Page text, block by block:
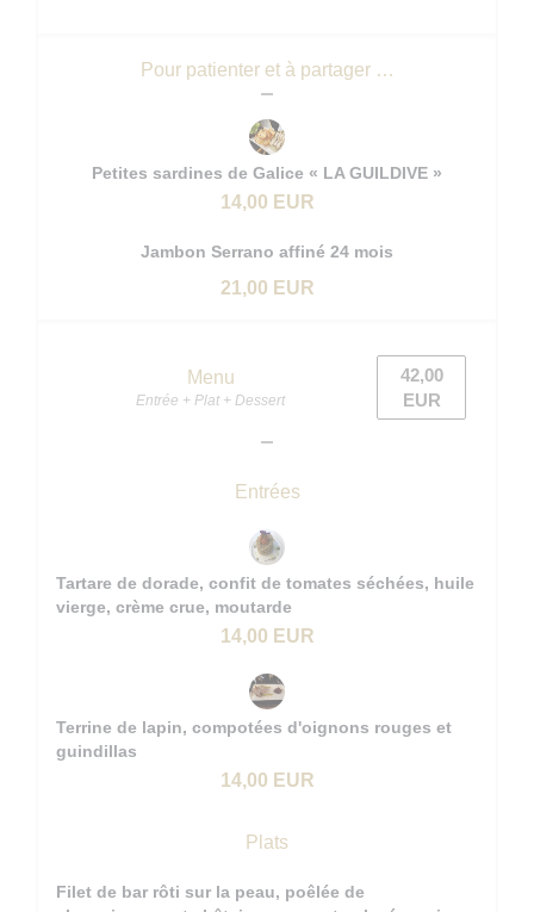
Pour patienter et à partager …
Petites sardines de Galice « LA GUILDIVE »
14,00 EUR
Jambon Serrano affiné 24 mois
21,00 EUR
Menu
Entrée + Plat + Dessert
42,00
EUR
Entrées
Tartare de dorade, confit de tomates séchées, huile
vierge, crème crue, moutarde
14,00 EUR
Terrine de lapin, compotées d'oignons rouges et
guindillas
14,00 EUR
Plats
Filet de bar rôti sur la peau, poêlée de